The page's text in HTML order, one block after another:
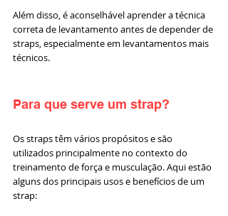
Além disso, é aconselhável aprender a técnica
correta de levantamento antes de depender de
straps, especialmente em levantamentos mais
técnicos.
Para que serve um strap?
Os straps têm vários propósitos e são
utilizados principalmente no contexto do
treinamento de força e musculação. Aqui estão
alguns dos principais usos e benefícios de um
strap: